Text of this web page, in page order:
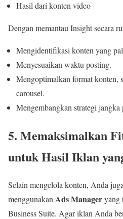
Hasil dari konten video
Dengan memantau Insight secara
Mengidentifikasi konten yang
Menyesuaikan waktu posting.
Mengoptimalkan format konten,
carousel.
Mengembangkan strategi jangka
5. Memaksimalkan
untuk Hasil Iklan
Selain mengelola konten, Anda
menggunakan Ads Manageryang
Business Suite. Agar iklan Anda